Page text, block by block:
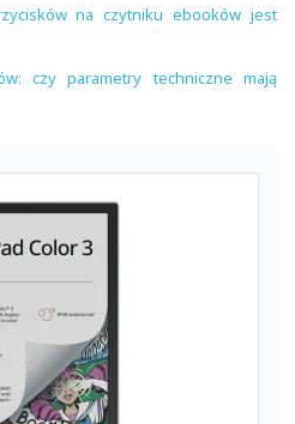
na czytniku ebooków jest
czy parametry techniczne mają